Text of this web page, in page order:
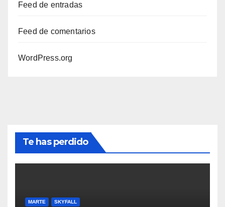
Feed de entradas
Feed de comentarios
WordPress.org
Te has perdido
MARTE SKYFALL